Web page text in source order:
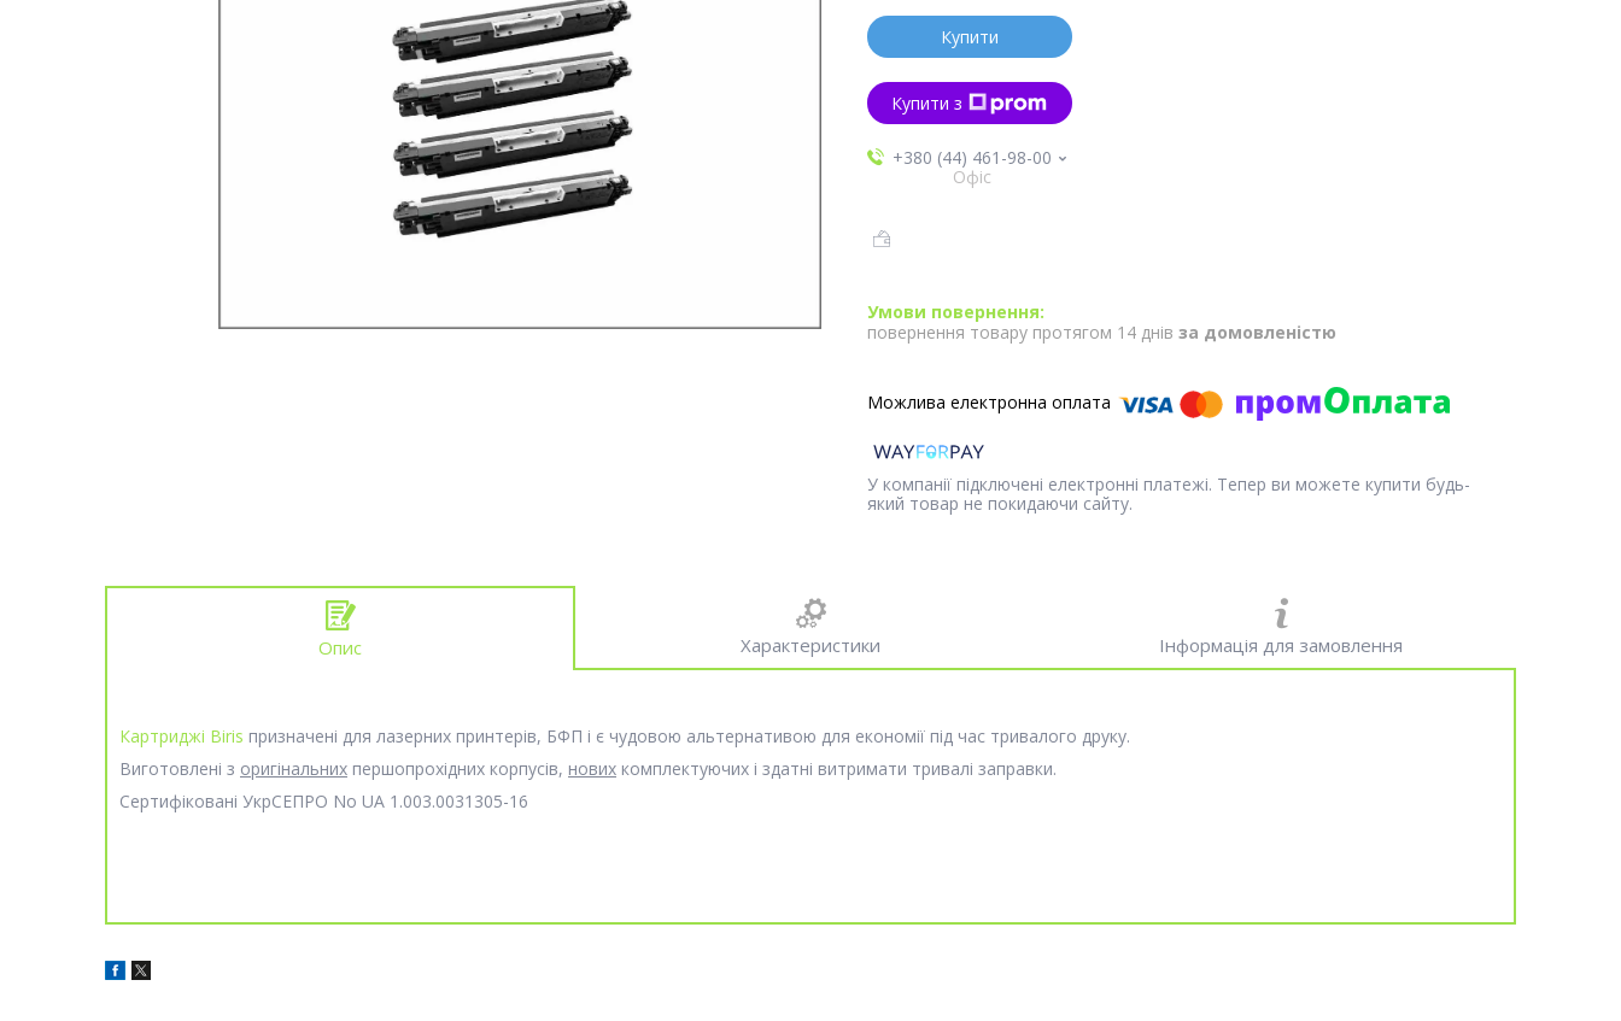
Купити
Купити з
+380 (44) 461-98-00
Офіс
повернення товару протягом 14 днів за домовленістю
У компанії підключені електронні платежі. Тепер ви можете купити будь-
який товар не покидаючи сайту.
Опис Характеристики Інформація для замовлення
Картриджі Biris призначені для лазерних принтерів, БФП і є чудовою альтернативою для економії під час тривалого друку.
Виготовлені з оригінальних першопрохідних корпусів, нових комплектуючих і здатні витримати тривалі заправки.
Сертифіковані УкрСЕПРО No UA 1.003.0031305-16